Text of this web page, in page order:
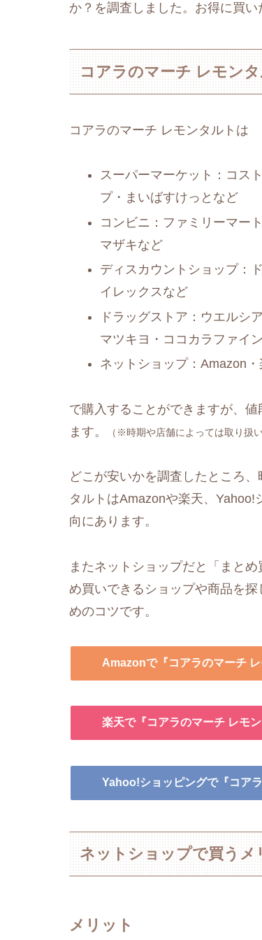
か？を調査しました。お得に買い
コアラのマーチ レモン
コアラのマーチ レモンタルトは
スーパーマーケット：コス
プ・まいばすけっとなど
コンビニ：ファミリーマー
マザキなど
ディスカウントショップ：
イレックスなど
ドラッグストア：ウエルシ
マツキヨ・ココカラファイ
ネットショップ：Amazon
で購入することができますが、
ます。
（※時期や店舗によっては取り扱
どこが安いかを調査したところ
タルトはAmazonや楽天、Yahoo!
向にあります。
またネットショップだと「まと
め買いできるショップや商品を
めのコツです。
Amazonで『コアラのマーチ
楽天で『コアラのマーチ レモ
Yahoo!ショッピングで『コア
ネットショップで買うメ
メリット